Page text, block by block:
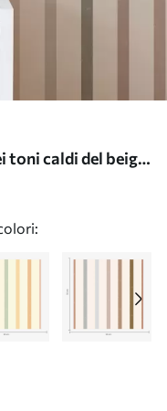
toni caldi del beige